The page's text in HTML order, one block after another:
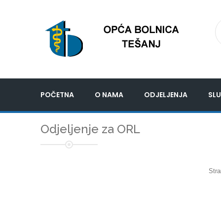
POČETNA O NAMA ODJELJENJA
Odjeljenje za ORL